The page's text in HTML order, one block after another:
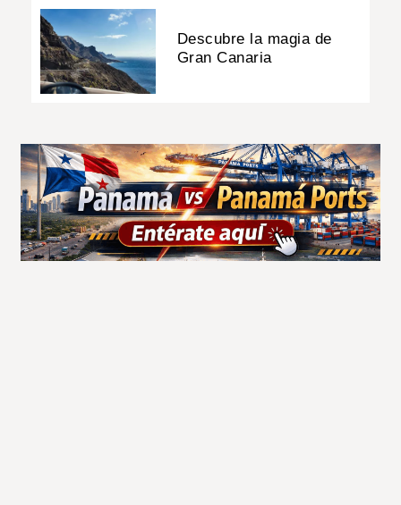
Descubre la magia de
Gran Canaria